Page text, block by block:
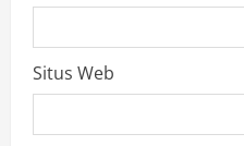
Situs Web